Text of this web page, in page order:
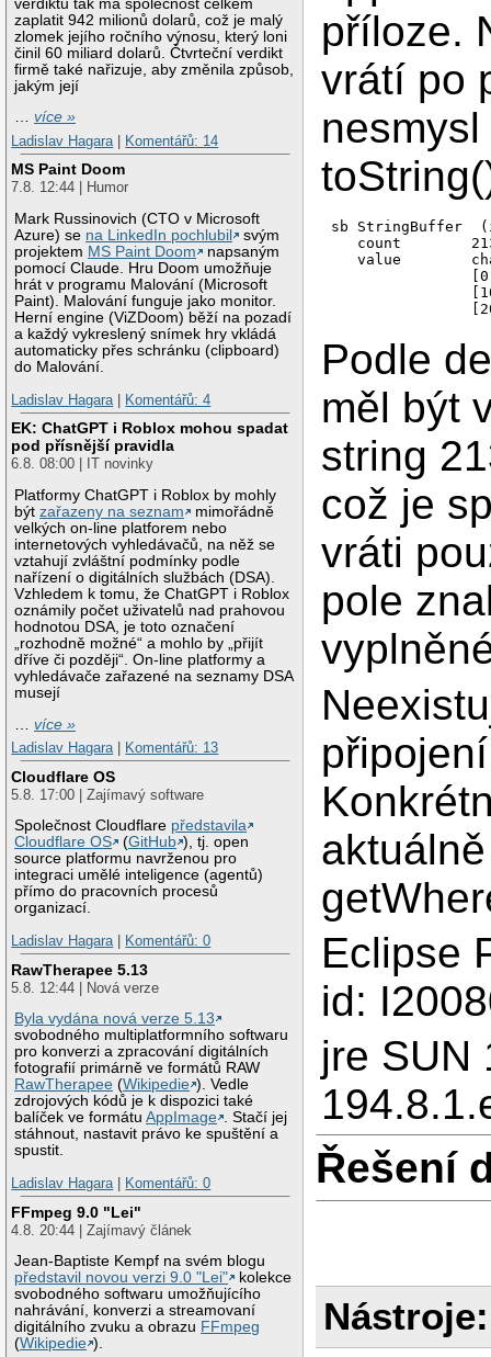
verdiktu tak má společnost celkem
zaplatit 942 milionů dolarů, což je malý
zlomek jejího ročního výnosu, který loni
činil 60 miliard dolarů. Čtvrteční verdikt
firmě také nařizuje, aby změnila způsob,
jakým její
…více »
Ladislav Hagara
Komentářů: 14
MS Paint Doom
7.8. 12:44 | Humor
Mark Russinovich (CTO v Microsoft
Azure) se na LinkedIn pochlubil
svým
projektem MS Paint Doom
napsaným
pomocí Claude. Hru Doom umožňuje
hrát v programu Malování (Microsoft
Paint). Malování funguje jako monitor.
Herní engine (ViZDoom) běží na pozadí
a každý vykreslený snímek hry vkládá
automaticky přes schránku (clipboard)
do Malování.
Ladislav Hagara | Komentářů: 4
EK: ChatGPT i Roblox mohou spadat
pod přísnější pravidla
6.8. 08:00 | IT novinky
Platformy ChatGPT i Roblox by mohly
býtzařazeny na seznam
mimořádně
velkých on-line platforem nebo
internetových vyhledávačů, na něž se
vztahují zvláštní podmínky podle
nařízení o digitálních službách (DSA).
Vzhledem k tomu, že ChatGPT i Roblox
oznámily počet uživatelů nad prahovou
hodnotou DSA, je toto označení
„rozhodně možné“ a mohlo by „přijít
dříve či později“. On-line platformy a
vyhledávače zařazené na seznamy DSA
musejí
…více »
Ladislav Hagara| Komentářů: 13
Cloudflare OS
5.8. 17:00 | Zajímavý software
Společnost Cloudflare představila
Cloudflare OS
(GitHub ), tj. open
source platformu navrženou pro
integraci umělé inteligence (agentů)
přímo do pracovních procesů
organizací.
Ladislav Hagara| Komentářů: 0
RawTherapee 5.13
5.8. 12:44 | Nová verze
Byla vydána nová verze 5.13
svobodného multiplatformního softwaru
pro konverzi a zpracování digitálních
fotografií primárně ve formátů RAW
RawTherapee (Wikipedie ). Vedle
zdrojových kódů je k dispozici také
balíček ve formátuAppImage . Stačí jej
stáhnout, nastavit právo ke spuštění a
spustit.
Ladislav Hagara| Komentářů: 0
FFmpeg 9.0 "Lei"
4.8. 20:44 | Zajímavý článek
Jean-Baptiste Kempf na svém blogu
představil novou verzi 9.0 "Lei"
kolekce
svobodného softwaru umožňujícího
nahrávání, konverzi a streamovaní
digitálního zvuku a obrazu FFmpeg
(Wikipedie ).
příloze.
vrátí po
sb StringBuffer
   count	213
   value	char[264]  (id=157)
Podle
měl být
string
což je
vráti
pole
Eclipse
id:
jre SUN
Řešení
Nástroje: